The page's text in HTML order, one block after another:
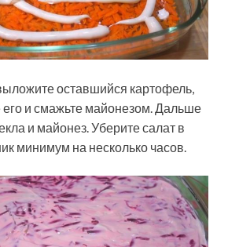
оставшийся картофель,
его и смажьте майонезом. Дальше
и майонез. Уберите салат в
минимум на несколько часов.